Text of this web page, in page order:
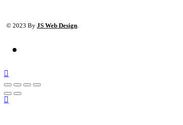
© 2023 By JS Web Design